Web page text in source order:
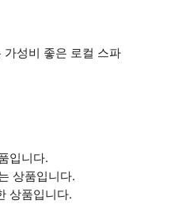
성비 좋은 로컬 스파
입니다.
상품입니다.
상품입니다.